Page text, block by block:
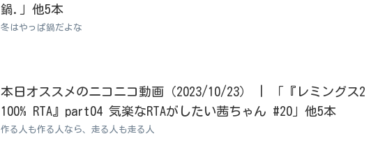
鍋.」他5本
冬はやっぱ鍋だよな
本日オススメのニコニコ動画（2023/10/23） | 「『レミングス2
100% RTA』part04 気楽なRTAがしたい茜ちゃん #20」他5本
作る人も作る人なら、走る人も走る人